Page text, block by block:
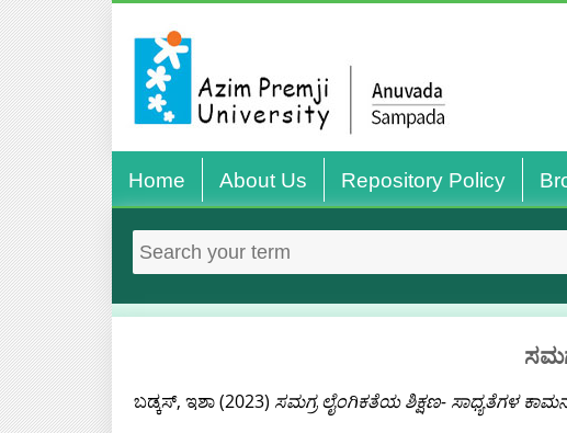
Home About Us Repository Policy
ಬಡ್ಕಸ್, ಇಶಾ(2023) ಸಮಗ್ರ ಲೈಂಗಿಕತೆಯ ಶಿಕ್ಷಣ- ಸಾಧ್ಯತೆಗಳ